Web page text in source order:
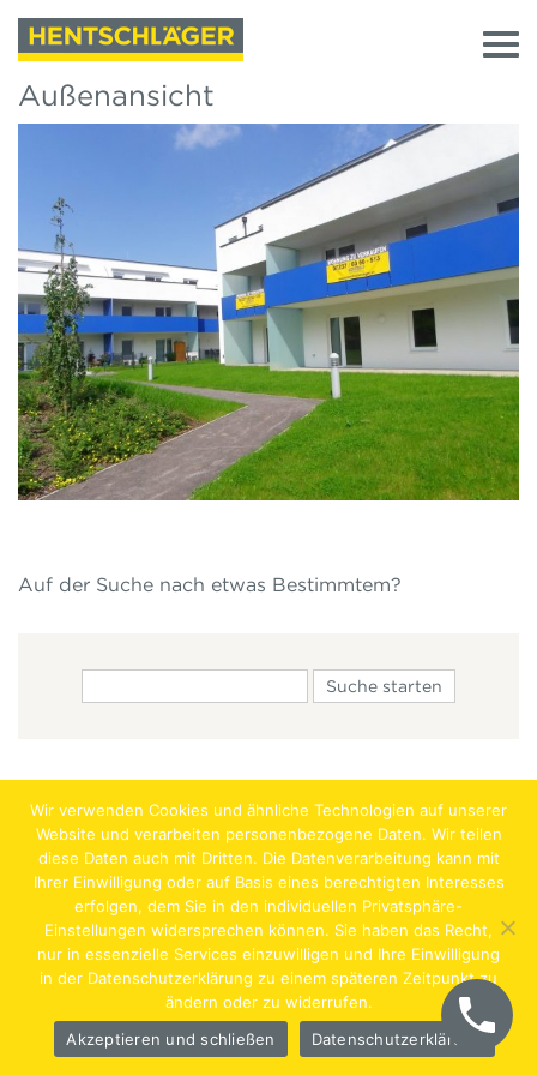
Außenansicht
Auf der Suche nach etwas Bestimmtem?
Jobs Lehrstellen Impressum AGB Datenschutz
Hentschläger Bau GmbH – A-4222 Langenstein,
Wir verwenden Cookies und ähnliche Technologien auf unserer
Website und verarbeiten personenbezogene Daten. Wir teilen
diese Daten auch mit Dritten. Die Datenverarbeitung kann mit
Ihrer Einwilligung oder auf Basis eines berechtigten Interesses
erfolgen, dem Sie in den individuellen Privatsphäre-
Einstellungen widersprechen können. Sie haben das Recht,
nur in essenzielle Services einzuwilligen und Ihre Einwilligung
in der Datenschutzerklärung zu einem späteren Zeitpunkt zu
ändern oder zu widerrufen.
Akzeptieren und schließen
Datenschutzerklärung